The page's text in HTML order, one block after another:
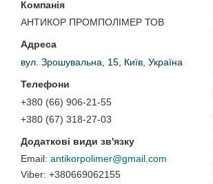
АНТИКОР ПРОМПОЛІМЕР ТОВ
вул. Зрошувальна, 15, Київ, Україна
+380 (66) 906-21-55
+380 (67) 318-27-03
antikorpolimer@gmail.com
+380669062155